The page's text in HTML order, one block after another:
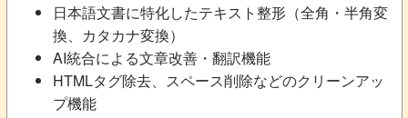
日本語文書に特化したテキスト整形（全角・半角変
換、カタカナ変換）
AI統合による文章改善・翻訳機能
HTMLタグ除去、スペース削除などのクリーンアッ
プ機能